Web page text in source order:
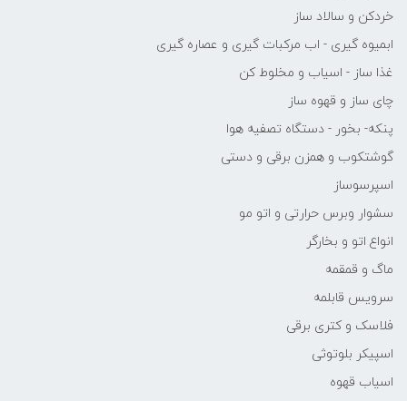
خردکن و سالاد ساز
ابمیوه گیری - اب مرکبات گیری و عصاره گیری
غذا ساز - اسیاب و مخلوط کن
چای ساز و قهوه ساز
پنکه- بخور - دستگاه تصفیه هوا
گوشتکوب و همزن برقی و دستی
اسپرسوساز
سشوار وبرس حرارتی و اتو مو
انواع اتو و بخارگر
ماگ و قمقمه
سرویس قابلمه
فلاسک و کتری برقی
اسپیکر بلوتوثی
اسیاب قهوه